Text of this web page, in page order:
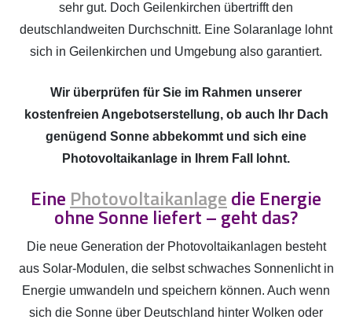
sehr gut. Doch Geilenkirchen übertrifft den
deutschlandweiten Durchschnitt. Eine Solaranlage lohnt
sich in Geilenkirchen und Umgebung also garantiert.
Wir überprüfen für Sie im Rahmen unserer
kostenfreien Angebotserstellung, ob auch Ihr Dach
genügend Sonne abbekommt und sich eine
Photovoltaikanlage in Ihrem Fall lohnt.
Eine Photovoltaikanlagedie Energie
ohne Sonne liefert – geht das?
Die neue Generation der Photovoltaikanlagen besteht
aus Solar-Modulen, die selbst schwaches Sonnenlicht in
Energie umwandeln und speichern können. Auch wenn
sich die Sonne über Deutschland hinter Wolken oder